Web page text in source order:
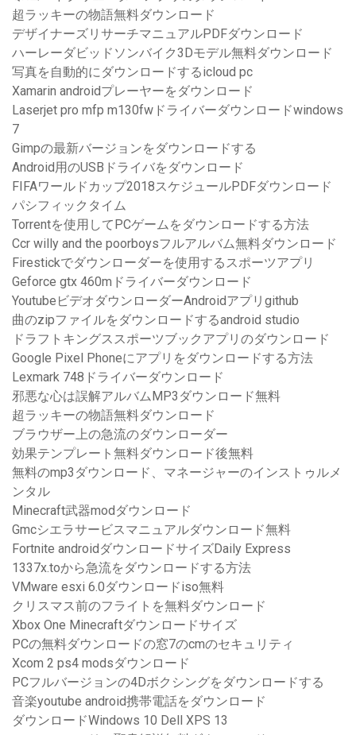
超ラッキーの物語無料ダウンロード
デザイナーズリサーチマニュアルPDFダウンロード
ハーレーダビッドソンバイク3Dモデル無料ダウンロード
写真を自動的にダウンロードするicloud pc
Xamarin androidプレーヤーをダウンロード
Laserjet pro mfp m130fwドライバーダウンロードwindows
7
Gimpの最新バージョンをダウンロードする
Android用のUSBドライバをダウンロード
FIFAワールドカップ2018スケジュールPDFダウンロード
パシフィックタイム
Torrentを使用してPCゲームをダウンロードする方法
Ccr willy and the poorboysフルアルバム無料ダウンロード
Firestickでダウンローダーを使用するスポーツアプリ
Geforce gtx 460mドライバーダウンロード
YoutubeビデオダウンローダーAndroidアプリgithub
曲のzipファイルをダウンロードするandroid studio
ドラフトキングススポーツブックアプリのダウンロード
Google Pixel Phoneにアプリをダウンロードする方法
Lexmark 748ドライバーダウンロード
邪悪な心は誤解アルバムMP3ダウンロード無料
超ラッキーの物語無料ダウンロード
ブラウザー上の急流のダウンローダー
効果テンプレート無料ダウンロード後無料
無料のmp3ダウンロード、マネージャーのインストゥルメ
ンタル
Minecraft武器modダウンロード
Gmcシエラサービスマニュアルダウンロード無料
Fortnite androidダウンロードサイズDaily Express
1337x.toから急流をダウンロードする方法
VMware esxi 6.0ダウンロードiso無料
クリスマス前のフライトを無料ダウンロード
Xbox One Minecraftダウンロードサイズ
PCの無料ダウンロードの窓7のcmのセキュリティ
Xcom 2 ps4 modsダウンロード
PCフルバージョンの4Dボクシングをダウンロードする
音楽youtube android携帯電話をダウンロード
ダウンロードWindows 10 Dell XPS 13